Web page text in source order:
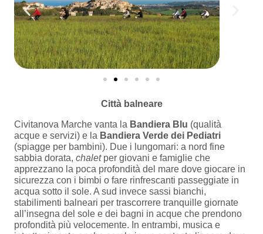
Città balneare
Civitanova Marche vanta la Bandiera Blu (qualità
acque e servizi) e la Bandiera Verde dei Pediatri
(spiagge per bambini). Due i lungomari: a nord fine
sabbia dorata, chaletper giovani e famiglie che
apprezzano la poca profondità del mare dove giocare in
sicurezza con i bimbi o fare rinfrescanti passeggiate in
acqua sotto il sole. A sud invece sassi bianchi,
stabilimenti balneari per trascorrere tranquille giornate
all’insegna del sole e dei bagni in acque che prendono
profondità più velocemente. In entrambi, musica e